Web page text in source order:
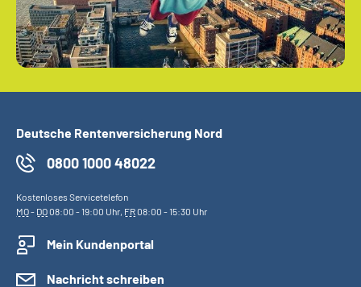
Deutsche Rentenversicherung Nord
0800 1000 48022
Kostenloses Servicetelefon
MO- DO08:00 - 19:00 Uhr, FR08:00 - 15:30 Uhr
Mein Kundenportal
Nachricht schreiben